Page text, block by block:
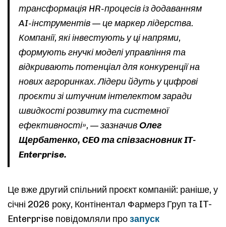
трансформація HR-процесів із додаванням
AI-інструментів — це маркер лідерства.
Компанії, які інвестують у ці напрями,
формують гнучкі моделі управління та
відкривають потенціал для конкуренції на
нових агроринках. Лідери йдуть у цифрові
проєкти зі штучним інтелектом заради
швидкості розвитку та системної
ефективності», — зазначивОлег
Щербатенко, CEO та співзасновник IT-
Enterprise.
Це вже другий спільний проєкт компаній: раніше, у
січні 2026 року, Контінентал Фармерз Груп та IT-
Enterprise повідомляли прозапуск